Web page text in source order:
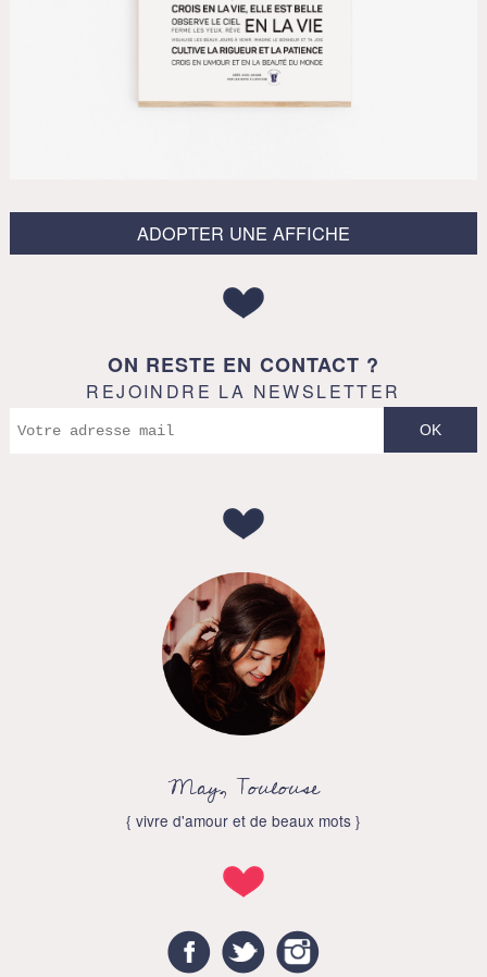
ADOPTER UNE AFFICHE
ON RESTE EN CONTACT ?
REJOINDRE LA NEWSLETTER
May, Toulouse
{ vivre d'amour et de beaux mots }
FacebookTwitter